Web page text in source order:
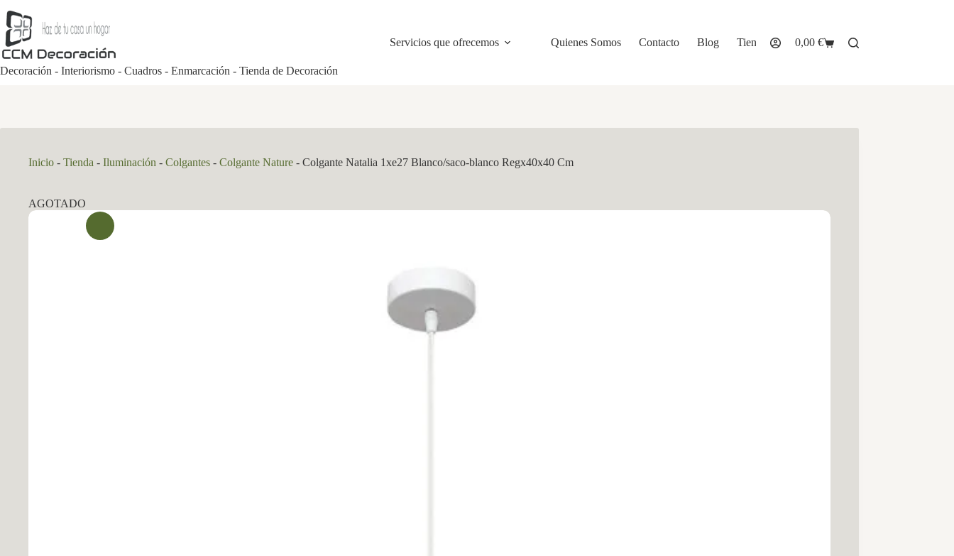
al
contenido
Decoración - Interiorismo - Cuadros - Enmarcación - Tienda de Decoración
Servicios que ofrecemos Quienes Somos Contacto Blog Tienda
Carro
0,00 €
Inicio - Tienda - Iluminación - Colgantes - Colgante Nature - Colgante Natalia 1xe27 Blanco/saco-blanco Regx40x40 Cm
AGOTADO